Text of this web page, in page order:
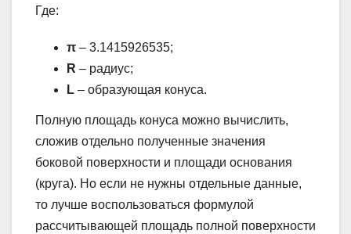
Где:
π – 3.1415926535;
R – радиус;
L – образующая конуса.
Полную площадь конуса можно вычислить,
сложив отдельно полученные значения
боковой поверхности и площади основания
(круга). Но если не нужны отдельные данные,
то лучше воспользоваться формулой
рассчитывающей площадь полной поверхности